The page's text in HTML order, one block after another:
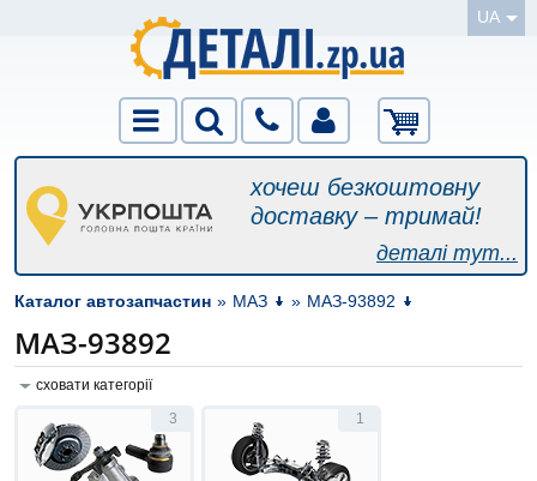
UA
хочеш безкоштовну
доставку – тримай!
деталі тут...
Каталог автозапчастин » МАЗ » МАЗ-93892
МАЗ-93892
сховати категорії
3
1